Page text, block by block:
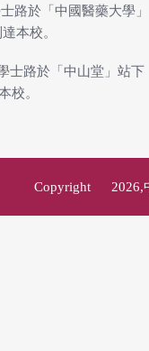
路於「中國醫藥大學」
本校。
士路於「中山堂」站下
校。
Copyright © 2026,